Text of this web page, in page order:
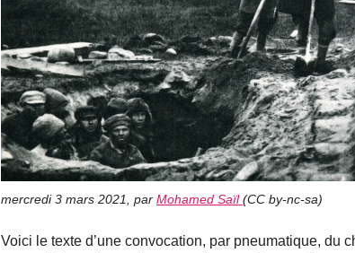
mercredi 3 mars 2021 par Mohamed Saïl(CC by-nc-sa)
Voici le texte d’une convocation, par pneumatique, du